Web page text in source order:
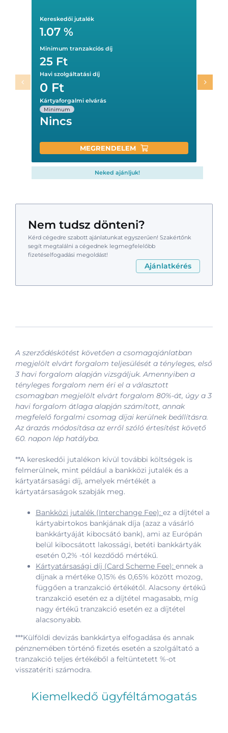
Kereskedői jutalék
1.07 %
Minimum tranzakciós díj
25 Ft
Havi szolgáltatási díj
0 Ft
Kártyaforgalmi elvárás
Minimum
Nincs
MEGRENDELEM
Neked ajánljuk!
Nem tudsz dönteni?
Kérd cégedre szabott ajánlatunkat egyszerűen! Szakértőnk
segít megtalálni a cégednek legmegfelelőbb
fizetéselfogadási megoldást!
Ajánlatkérés
A szerződéskötést követően a csomagajánlatban
megjelölt elvárt forgalom teljesülését a tényleges, első
3 havi forgalom alapján vizsgáljuk. Amennyiben a
tényleges forgalom nem éri el a választott
csomagban megjelölt elvárt forgalom 80%-át, úgy a 3
havi forgalom átlaga alapján számított, annak
megfelelő forgalmi csomag díjai kerülnek beállításra.
Az árazás módosítása az erről szóló értesítést követő
60. napon lép hatályba.
**A kereskedői jutalékon kívül további költségek is
felmerülnek, mint például a bankközi jutalék és a
kártyatársasági díj, amelyek mértékét a
kártyatársaságok szabják meg.
Bankközi jutalék (Interchange Fee): ez a díjtétel a
kártyabirtokos bankjának díja (azaz a vásárló
bankkártyáját kibocsátó bank), ami az Európán
belül kibocsátott lakossági, betéti bankkártyák
esetén 0,2% -tól kezdődő mértékű.
Kártyatársasági díj (Card Scheme Fee): ennek a
díjnak a mértéke 0,15% és 0,65% között mozog,
függően a tranzakció értékétől. Alacsony értékű
tranzakció esetén ez a díjtétel magasabb, míg
nagy értékű tranzakció esetén ez a díjtétel
alacsonyabb.
***Külföldi devizás bankkártya elfogadása és annak
pénznemében történő fizetés esetén a szolgáltató a
tranzakció teljes értékéből a feltüntetett %-ot
visszatéríti számodra.
Kiemelkedő ügyféltámogatás